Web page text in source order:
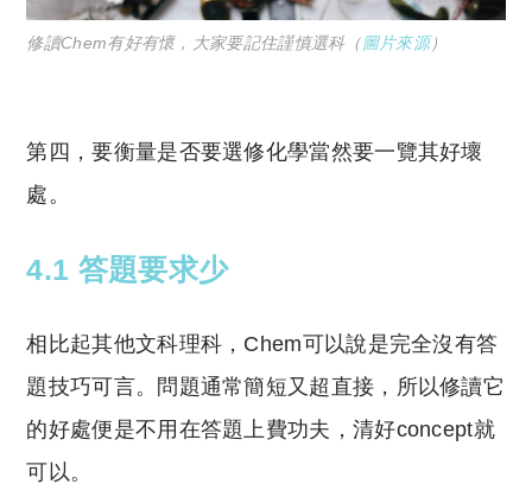
修讀Chem有好有懷，大家要記住謹慎選科（圖片來源）
第四，要衡量是否要選修化學當然要一覽其好壞
處。
4.1 答題要求少
相比起其他文科理科，Chem可以說是完全沒有答
題技巧可言。問題通常簡短又超直接，所以修讀它
的好處便是不用在答題上費功夫，清好concept就
可以。